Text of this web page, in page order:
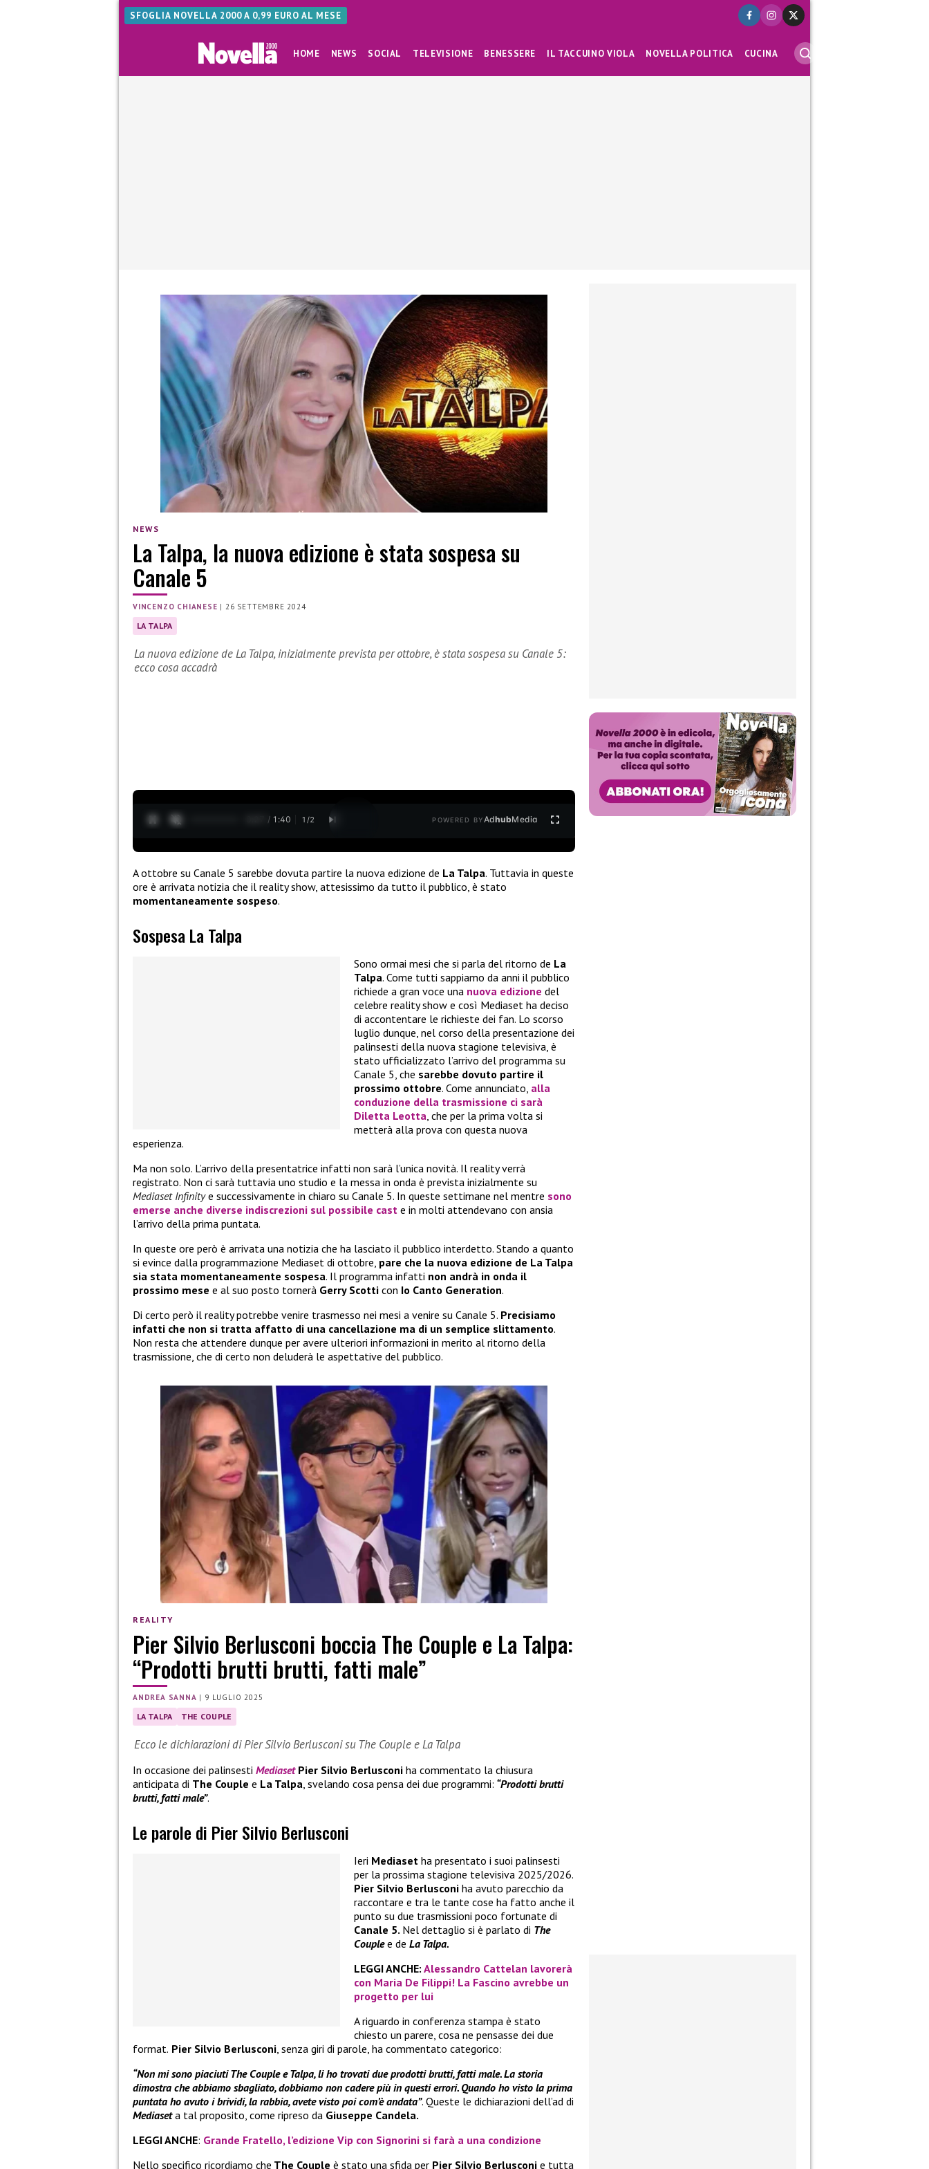
SFOGLIA NOVELLA 2000 A 0,99 EURO AL MESE
HOME NEWS SOCIAL TELEVISIONE BENESSERE IL TACCUINO VIOLA NOVELLA POLITICA CUCINA
NEWS
La Talpa, la nuova edizione è stata sospesa su
Canale 5
VINCENZO CHIANESE |26 SETTEMBRE 2024
LA TALPA
La nuova edizione de La Talpa, inizialmente prevista per ottobre, è stata sospesa su Canale 5:
ecco cosa accadrà
0:28 / 1:40 1 /2 POWERED BYAdhubMedia
A ottobre su Canale 5 sarebbe dovuta partire la nuova edizione de La Talpa. Tuttavia in queste
ore è arrivata notizia che il reality show, attesissimo da tutto il pubblico, è stato
momentaneamente sospeso.
Sospesa La Talpa
Sono ormai mesi che si parla del ritorno de La
Talpa. Come tutti sappiamo da anni il pubblico
richiede a gran voce una nuova edizione del
celebre reality show e così Mediaset ha deciso
di accontentare le richieste dei fan. Lo scorso
luglio dunque, nel corso della presentazione dei
palinsesti della nuova stagione televisiva, è
stato ufficializzato l’arrivo del programma su
Canale 5, che sarebbe dovuto partire il
prossimo ottobre. Come annunciato, alla
conduzione della trasmissione ci sarà
Diletta Leotta, che per la prima volta si
metterà alla prova con questa nuova
esperienza.
Ma non solo. L’arrivo della presentatrice infatti non sarà l’unica novità. Il reality verrà
registrato. Non ci sarà tuttavia uno studio e la messa in onda è prevista inizialmente su
Mediaset Infinitye successivamente in chiaro su Canale 5. In queste settimane nel mentre sono
emerse anche diverse indiscrezioni sul possibile cast e in molti attendevano con ansia
l’arrivo della prima puntata.
In queste ore però è arrivata una notizia che ha lasciato il pubblico interdetto. Stando a quanto
si evince dalla programmazione Mediaset di ottobre, pare che la nuova edizione de La Talpa
sia stata momentaneamente sospesa. Il programma infatti non andrà in onda il
prossimo mese e al suo posto tornerà Gerry Scotti con Io Canto Generation.
Di certo però il reality potrebbe venire trasmesso nei mesi a venire su Canale 5. Precisiamo
infatti che non si tratta affatto di una cancellazione ma di un semplice slittamento.
Non resta che attendere dunque per avere ulteriori informazioni in merito al ritorno della
trasmissione, che di certo non deluderà le aspettative del pubblico.
REALITY
Pier Silvio Berlusconi boccia The Couple e La Talpa:
“Prodotti brutti brutti, fatti male”
ANDREA SANNA | 9 LUGLIO 2025
LA TALPA THE COUPLE
Ecco le dichiarazioni di Pier Silvio Berlusconi su The Couple e La Talpa
In occasione dei palinsesti Mediaset Pier Silvio Berlusconi ha commentato la chiusura
anticipata di The Couple e La Talpa, svelando cosa pensa dei due programmi: “Prodotti brutti
brutti, fatti male”.
Le parole di Pier Silvio Berlusconi
Ieri Mediaset ha presentato i suoi palinsesti
per la prossima stagione televisiva 2025/2026.
Pier Silvio Berlusconi ha avuto parecchio da
raccontare e tra le tante cose ha fatto anche il
punto su due trasmissioni poco fortunate di
Canale 5. Nel dettaglio si è parlato di The
Couplee de La Talpa.
LEGGI ANCHE: Alessandro Cattelan lavorerà
con Maria De Filippi! La Fascino avrebbe un
progetto per lui
A riguardo in conferenza stampa è stato
chiesto un parere, cosa ne pensasse dei due
format. Pier Silvio Berlusconi, senza giri di parole, ha commentato categorico:
“Non mi sono piaciuti The Couple e Talpa, li ho trovati due prodotti brutti, fatti male. La storia
dimostra che abbiamo sbagliato, dobbiamo non cadere più in questi errori. Quando ho visto la prima
puntata ho avuto i brividi, la rabbia, avete visto poi com’è andata”. Queste le dichiarazioni dell’ad di
Mediaseta tal proposito, come ripreso da Giuseppe Candela.
LEGGI ANCHE: Grande Fratello, l’edizione Vip con Signorini si farà a una condizione
Nello specifico ricordiamo che The Couple è stato una sfida per Pier Silvio Berlusconi e tutta